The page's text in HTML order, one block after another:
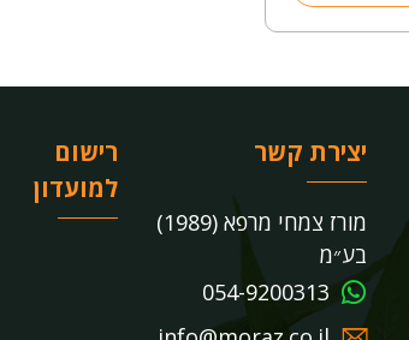
יצירת קשר
מורז צמחי מרפא (1989)
בע״מ
054-9200313
רישום
למועדון